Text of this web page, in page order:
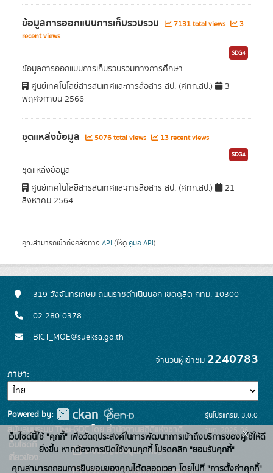
ข้อมูลการออกแบบการเก็บรวบรวม 7131 total views
3
recent views
SDG4
ข้อมูลการออกแบบการเก็บรวบรวมทางการศึกษา
ศูนย์เทคโนโลยีสารสนเทศและการสื่อสาร สป. (ศทก.สป.)
3
พฤศจิกายน 2566
ชุดแหล่งข้อมูล 5076 total views 13 recent views
SDG4
ชุดแหล่งข้อมูล
ศูนย์เทคโนโลยีสารสนเทศและการสื่อสาร สป. (ศทก.สป.)
21
สิงหาคม 2564
คุณสามารถเข้าถึงคลังทาง API (ให้ดู คู่มือ API).
319 วังจันทรเกษม ถนนราชดำเนินนอก เขตดุสิต กทม. 10300
02 280 0378
BICT_MOE@sueksa.go.th
จำนวนผู้เข้าชม 2240783
ภาษา
Powered by:
สนับสนุนระบบ Thai-GDC โดย สำนักงานสถิติแห่งชาติ
เว็บไซต์ที่
เกี่ยวข้อง:
ระบบบัญชีข้อมูลภาครัฐ
รุ่นโปรแกรม: 3.0.0
วันที่: 2025-06-
26
เว็บไซต์นี้ใช้ "คุกกี้" เพื่อวัตถุประสงค์ในการพัฒนาการเข้าถึงบริการของผู้ใช้ให้ดี
ยิ่งขึ้น หากต้องการเปิดใช้งานคุกกี้ โปรดคลิก "ยอมรับคุกกี้"
คุณสามารถถอนการยินยอมของคุณได้ตลอดเวลา โดยไปที่ "การตั้งค่าคุกกี้"
x